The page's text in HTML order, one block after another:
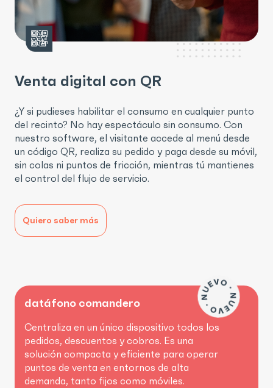
Venta digital con QR
¿Y si pudieses habilitar el consumo en cualquier punto
del recinto? No hay espectáculo sin consumo. Con
nuestro software, el visitante accede al menú desde
un código QR, realiza su pedido y paga desde su móvil,
sin colas ni puntos de fricción, mientras tú mantienes
el control del flujo de servicio.
Quiero saber más
datáfono comandero
Centraliza en un único dispositivo todos los
pedidos, descuentos y cobros. Es una
solución compacta y eficiente para operar
puntos de venta en entornos de alta
demanda, tanto fijos como móviles.